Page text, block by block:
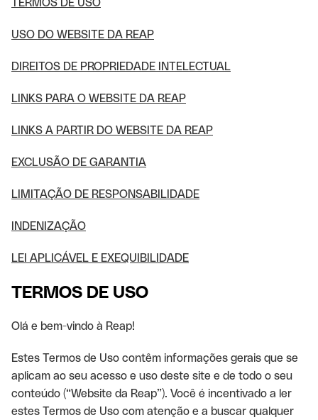
USO DO WEBSITE DA REAP
DIREITOS DE PROPRIEDADE INTELECTUAL
LINKS PARA O WEBSITE DA REAP
LINKS A PARTIR DO WEBSITE DA REAP
EXCLUSÃO DE GARANTIA
LIMITAÇÃO DE RESPONSABILIDADE
INDENIZAÇÃO
LEI APLICÁVEL E EXEQUIBILIDADE
TERMOS DE USO
Olá e bem-vindo à Reap!
Estes Termos de Uso contêm informações gerais que se
aplicam ao seu acesso e uso deste site e de todo o seu
conteúdo (“Website da Reap”). Você é incentivado a ler
estes Termos de Uso com atenção e a buscar qualquer